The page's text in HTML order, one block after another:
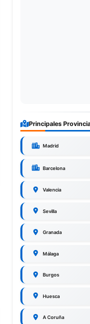
Principales
Madrid
Barcelona
Valencia
Sevilla
Granada
Málaga
Burgos
Huesca
A Coruña